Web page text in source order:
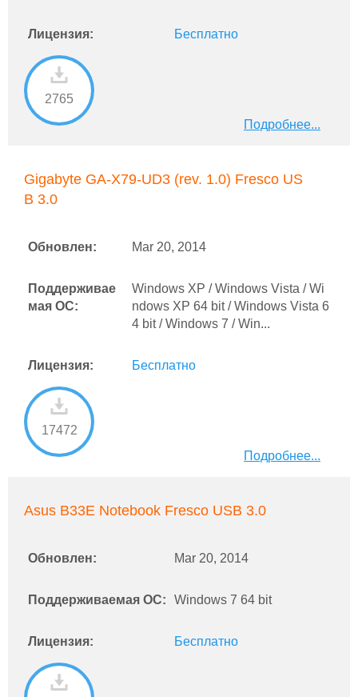
Лицензия: Бесплатно
2765
Подробнее...
Gigabyte GA-X79-UD3 (rev. 1.0) Fresco US
B 3.0
Обновлен: Mar 20, 2014
Поддерживае
мая ОС:
Windows XP / Windows Vista / Wi
ndows XP 64 bit / Windows Vista 6
4 bit / Windows 7 / Win...
Лицензия: Бесплатно
17472
Подробнее...
Asus B33E Notebook Fresco USB 3.0
Обновлен: Mar 20, 2014
Поддерживаемая ОС: Windows 7 64 bit
Лицензия: Бесплатно